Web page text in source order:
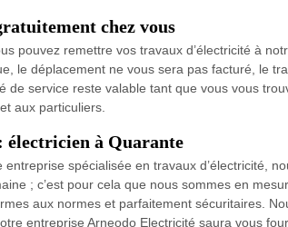
chez vous
pouvez remettre vos travaux d’électricité à
le déplacement ne vous sera pas facturé, le
de service reste valable tant que vous vous
aux particuliers.
à Quarante
spécialisée en travaux d’électricité,
; c’est pour cela que nous sommes en
aux normes et parfaitement sécuritaires.
entreprise Arneodo Electricité saura vous